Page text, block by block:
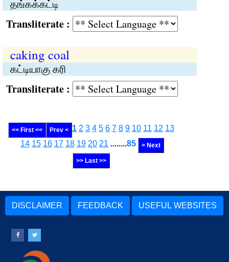
தங்கக்கட்டி
:
caking coal
கட்டியாகு கரி
:
<< First << Prev < 1 2 3 4 5 6 7 8 9 10 11 12 13
14 15 16 17 18 19 20 21 ........85 > Next
>> Last >>
DISCLAIMER FEEDBACK USEFUL WEBSITES